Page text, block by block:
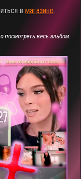
вмагазине.
посмотреть весь альбом: